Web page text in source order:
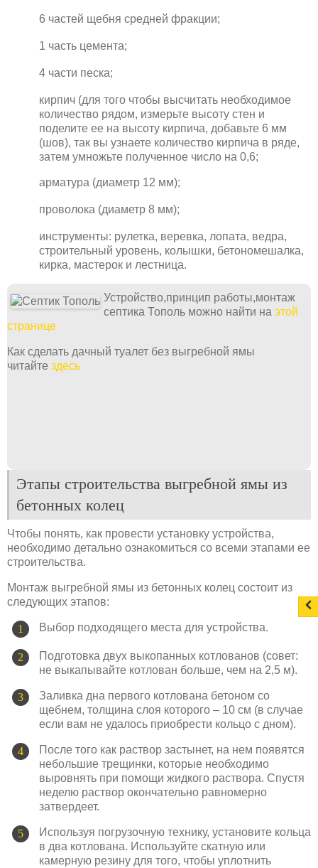
6 частей щебня средней фракции;
1 часть цемента;
4 части песка;
кирпич (для того чтобы высчитать необходимое
количество рядом, измерьте высоту стен и
поделите ее на высоту кирпича, добавьте 6 мм
(шов), так вы узнаете количество кирпича в ряде,
затем умножьте полученное число на 0,6;
арматура (диаметр 12 мм);
проволока (диаметр 8 мм);
инструменты: рулетка, веревка, лопата, ведра,
строительный уровень, колышки, бетономешалка,
кирка, мастерок и лестница.
Устройство,принцип работы,монтаж
септика Тополь можно найти на этой
странице
Как сделать дачный туалет без выгребной ямы
читайте здесь
Этапы строительства выгребной ямы из
бетонных колец
Чтобы понять, как провести установку устройства,
необходимо детально ознакомиться со всеми этапами ее
строительства.
Монтаж выгребной ямы из бетонных колец состоит из
следующих этапов:
Выбор подходящего места для устройства.
Подготовка двух выкопанных котлованов (совет:
не выкапывайте котлован больше, чем на 2,5 м).
Заливка дна первого котлована бетоном со
щебнем, толщина слоя которого – 10 см (в случае
если вам не удалось приобрести кольцо с дном).
После того как раствор застынет, на нем появятся
небольшие трещинки, которые необходимо
выровнять при помощи жидкого раствора. Спустя
неделю раствор окончательно равномерно
затвердеет.
Используя погрузочную технику, установите кольца
в два котлована. Используйте скатную или
камерную резину для того, чтобы уплотнить